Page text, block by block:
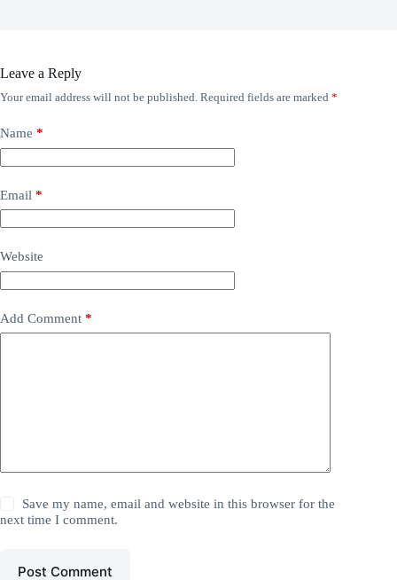
Leave a Reply
Your email address will not be published. Required fields are marked *
Name *
Email *
Website
Add Comment *
Save my name, email and website in this browser for the
next time I comment.
Post Comment